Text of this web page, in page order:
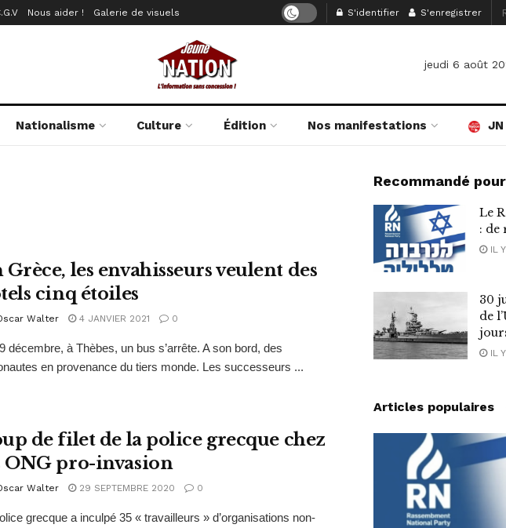
Nous aider ! Galerie de visuels S'identifier S'enregistrer
jeudi 6 août
Nationalisme Culture Édition Nos manifestations JN
Grèce, les envahisseurs veulent des
cinq étoiles
Walter 4 JANVIER 2021 0
décembre, à Thèbes, un bus s’arrête. A son bord, des
en provenance du tiers monde. Les successeurs ...
de filet de la police grecque chez
ONG pro-invasion
Walter 29 SEPTEMBRE 2020 0
grecque a inculpé 35 « travailleurs » d’organisations non-
Recommandé
Le
: de
IL
30
de
IL Y
Articles populaires